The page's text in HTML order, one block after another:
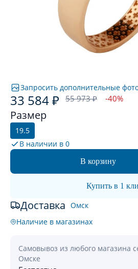
Запросить дополнительные
33 584 ₽ 55 973 ₽ -40%
Размер
19.5
В наличии в 0
В корзину
Купить в 1
Доставка Омск
Наличие в магазинах
Самовывоз из любого магазина
Омске